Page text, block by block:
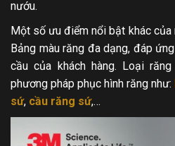
nướu.
Một số ưu điểm nổi bật khác
Bảng màu răng đa dạng, đáp
cầu của khách hàng. Loại
phương pháp phục hình răng như:
sứ, cầu răng sứ,…